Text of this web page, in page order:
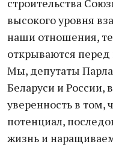
строительства
высокого уровня
наши отношения,
открываются
Мы, депутаты
Беларуси и
уверенность в том,
потенциал,
жизнь и